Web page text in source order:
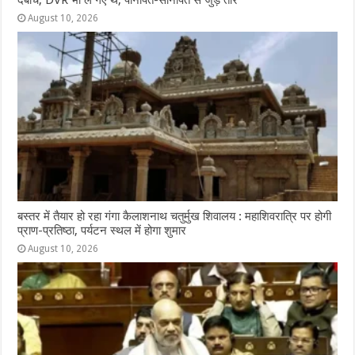
August 10, 2026
बस्तर में तैयार हो रहा गंगा कैलाशनाथ चतुर्मुख शिवालय : महाशिवरात्रि पर होगी
प्राण-प्रतिष्ठा, पर्यटन स्थल में होगा शुमार
August 10, 2026